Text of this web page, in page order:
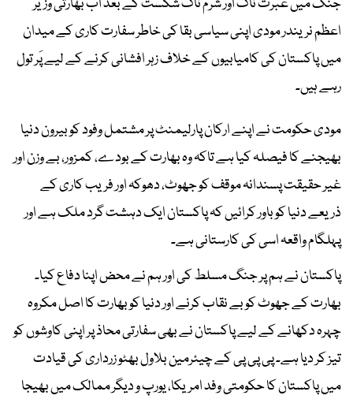
جنگ میں عبرت ناک اور شرم ناک شکست کے بعد اب بھارتی وزیر
اعظم نریندر مودی اپنی سیاسی بقا کی خاطر سفارت کاری کے میدان
میں پاکستان کی کامیابیوں کے خلاف زہر افشانی کرنے کے لیے پَر تول
رہے ہیں۔
مودی حکومت نے اپنے ارکان پارلیمنٹ پر مشتمل وفود کو بیرون دنیا
بھیجنے کا فیصلہ کیا ہے تاکہ وہ بھارت کے بودے، کمزور، بے وزن اور
غیر حقیقت پسندانہ موقف کو جھوٹ، دھوکہ اور فریب کاری کے
ذریعے دنیا کو باور کرائیں کہ پاکستان ایک دہشت گرد ملک ہے اور
پہلگام واقعہ اسی کی کارستانی ہے۔
پاکستان نے ہم پر جنگ مسلط کی اور ہم نے محض اپنا دفاع کیا۔
بھارت کے جھوٹ کو بے نقاب کرنے اور دنیا کو بھارت کا اصل مکروہ
چہرہ دکھانے کے لیے پاکستان نے بھی سفارتی محاذ پر اپنی کاوشوں کو
تیز کر دیا ہے۔ پی پی پی کے چیئرمین بلاول بھٹو زرداری کی قیادت
میں پاکستان کا حکومتی وفد امریکا، یورپ و دیگر ممالک میں بھیجا